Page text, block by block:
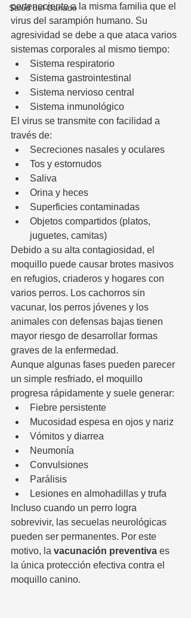
Salud del Ganado
perteneciente a la misma familia que el
virus del sarampión humano. Su
agresividad se debe a que ataca varios
sistemas corporales al mismo tiempo:
Sistema respiratorio
Sistema gastrointestinal
Sistema nervioso central
Sistema inmunológico
El virus se transmite con facilidad a
través de:
Secreciones nasales y oculares
Tos y estornudos
Saliva
Orina y heces
Superficies contaminadas
Objetos compartidos (platos,
juguetes, camitas)
Debido a su alta contagiosidad, el
moquillo puede causar brotes masivos
en refugios, criaderos y hogares con
varios perros. Los cachorros sin
vacunar, los perros jóvenes y los
animales con defensas bajas tienen
mayor riesgo de desarrollar formas
graves de la enfermedad.
Aunque algunas fases pueden parecer
un simple resfriado, el moquillo
progresa rápidamente y suele generar:
Fiebre persistente
Mucosidad espesa en ojos y nariz
Vómitos y diarrea
Neumonía
Convulsiones
Parálisis
Lesiones en almohadillas y trufa
Incluso cuando un perro logra
sobrevivir, las secuelas neurológicas
pueden ser permanentes. Por este
motivo, la vacunación preventiva es
la única protección efectiva contra el
moquillo canino.